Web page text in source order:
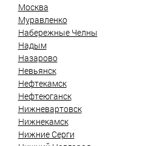
Москва
Муравленко
Набережные Челны
Надым
Назарово
Невьянск
Нефтекамск
Нефтеюганск
Нижневартовск
Нижнекамск
Нижние Серги